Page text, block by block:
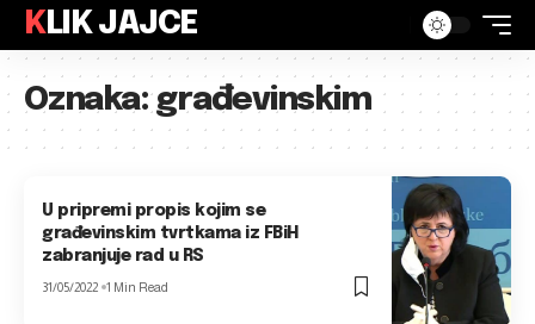
KLIK JAJCE
Oznaka:građevinskim
U pripremi propis kojim se
građevinskim tvrtkama iz FBiH
zabranjuje rad u RS
31/05/2022 1 Min Read